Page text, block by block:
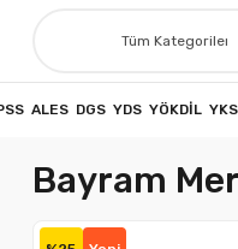
ALES DGS YDS YÖKDİL YKS
Bayram